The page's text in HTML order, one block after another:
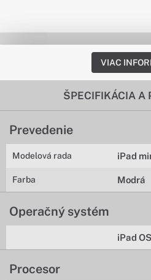
VIAC
ŠPECIFIKÁCIA A
Prevedenie
Modelová rada iPad
Farba Modrá
Operačný systém
iPad
Procesor